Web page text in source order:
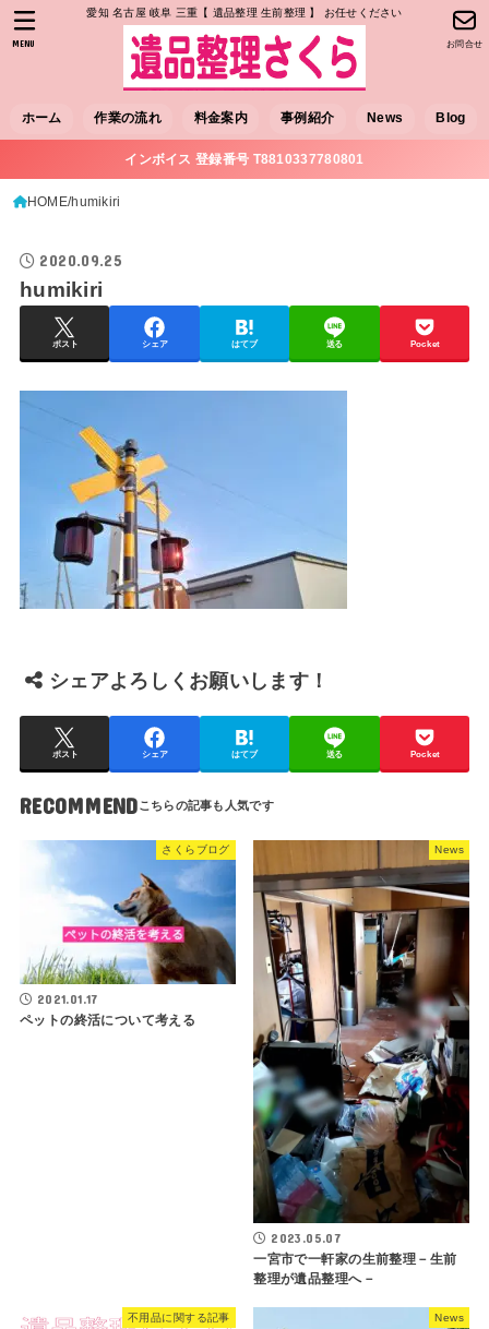
愛知 名古屋 岐阜 三重【 遺品整理 生前整理 】 お任せください
ホーム 作業の流れ 料金案内 事例紹介 News Blog
お問合せ
MENU
インボイス 登録番号 T8810337780801
HOME humikiri
2020.09.25
humikiri
ポスト シェア はてブ 送る Pocket
シェアよろしくお願いします！
ポスト シェア はてブ 送る Pocket
RECOMMEND
さくらブログ
2021.01.17
ペットの終活について考える
News
2023.05.07
一宮市で一軒家の生前整理－生前
整理が遺品整理へ－
不用品に関する記事 News